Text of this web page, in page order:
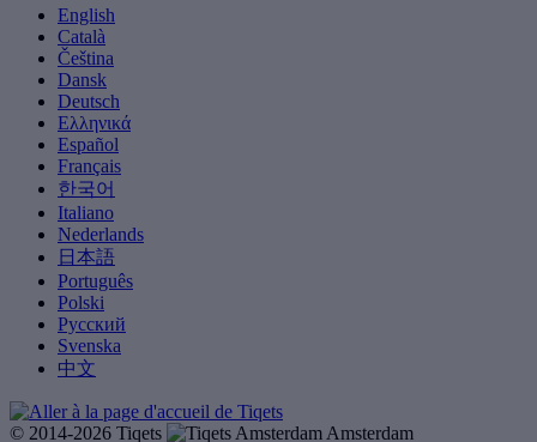
English
Català
Čeština
Dansk
Deutsch
Ελληνικά
Español
Français
한국어
Italiano
Nederlands
日本語
Português
Polski
Русский
Svenska
中文
© 2014-2026 Tiqets
Amsterdam